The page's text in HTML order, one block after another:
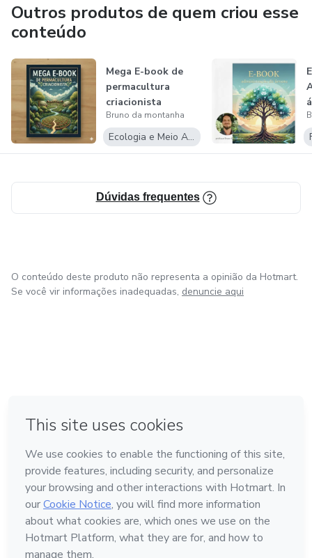
Outros produtos de quem criou esse
conteúdo
Mega E-book de
permacultura
criacionista
Bruno da montanha
Ecologia e Meio Ambiente
Dúvidas frequentes
O conteúdo deste produto não representa a opinião da Hotmart.
Se você vir informações inadequadas, denuncie aqui
Feito com ❤ na Cidade do México
Conheça a Hotmart
Idioma
Português